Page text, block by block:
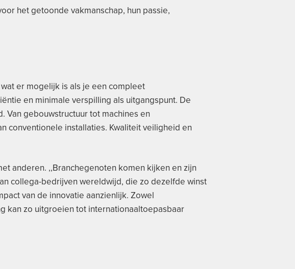
het getoonde vakmanschap, hun passie,
er mogelijk is als je een compleet
en minimale verspilling als uitgangspunt. De
gebouwstructuur tot machines en
conventionele installaties. Kwaliteit veiligheid en
anderen. ,,Branchegenoten komen kijken en zijn
collega-bedrijven wereldwijd, die zo dezelfde winst
van de innovatie aanzienlijk. Zowel
kan zo uitgroeien tot internationaaltoepasbaar